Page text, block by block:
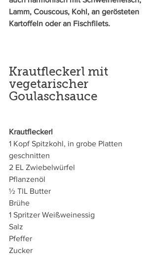
Lamm, Couscous, Kohl, an gerösteten
Kartoffeln oder an Fischfilets.
Krautfleckerl mit
vegetarischer
Goulaschsauce
Krautfleckerl
1 Kopf Spitzkohl, in grobe Platten
geschnitten
2 EL Zwiebelwürfel
Pflanzenöl
½ TlL Butter
Brühe
1 Spritzer Weißweinessig
Salz
Pfeffer
Zucker